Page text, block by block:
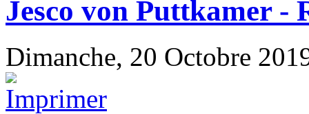
Jesco von Puttkamer -
Dimanche, 20 Octobre